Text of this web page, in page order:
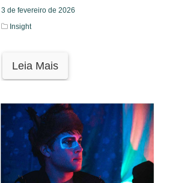
3 de fevereiro de 2026
Insight
Leia Mais